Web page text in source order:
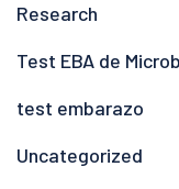
Research
Test EBA de
test embarazo
Uncategorized